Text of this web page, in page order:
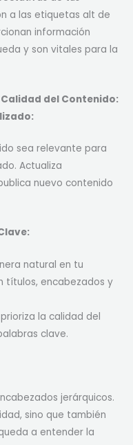
a las etiquetas alt de
información
y son vitales para la
del Contenido:
sea relevante para
Actualiza
nuevo contenido
natural en tu
títulos, encabezados y
la calidad del
clave.
jerárquicos.
sino que también
a entender la